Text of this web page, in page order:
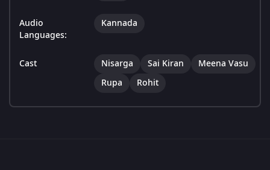
Audio
Languages:
Kannada
Cast Nisarga Sai Kiran
Meena Vasu
Rupa
Rohit